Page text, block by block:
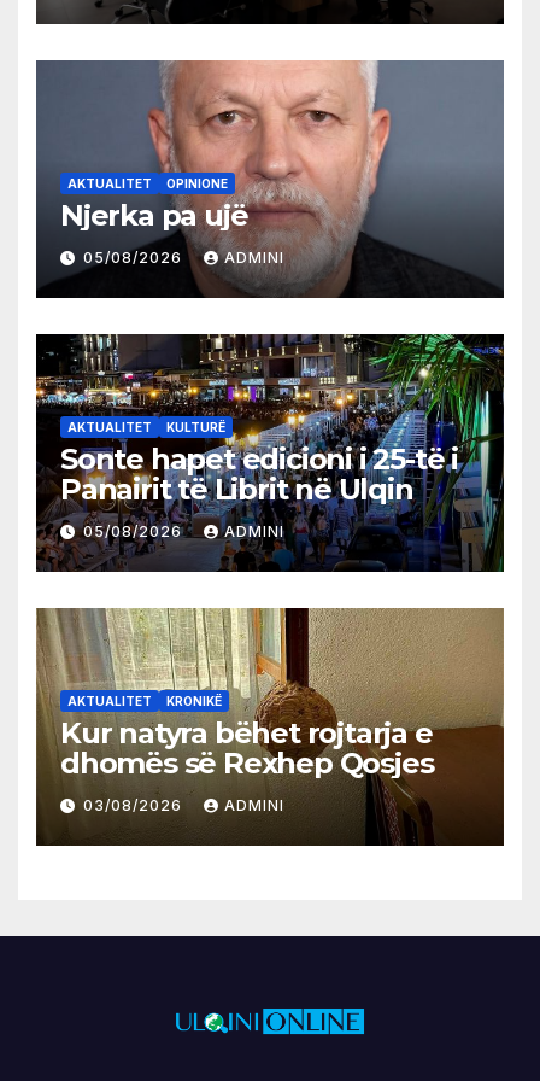
AKTUALITET OPINIONE
Njerka pa ujë
05/08/2026 ADMINI
AKTUALITET KULTURË
Sonte hapet edicioni i 25-të i
Panairit të Librit në Ulqin
05/08/2026 ADMINI
AKTUALITET KRONIKË
Kur natyra bëhet rojtarja e
dhomës së Rexhep Qosjes
03/08/2026 ADMINI